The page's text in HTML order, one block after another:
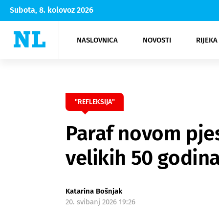
Subota, 8. kolovoz 2026
NASLOVNICA NOVOSTI
Rijeka Opatija
NK
Moda
Kultura
"REFLEKSIJA"
Paraf novom
velikih 50
Katarina Bošnjak
20. svibanj 2026 19:26